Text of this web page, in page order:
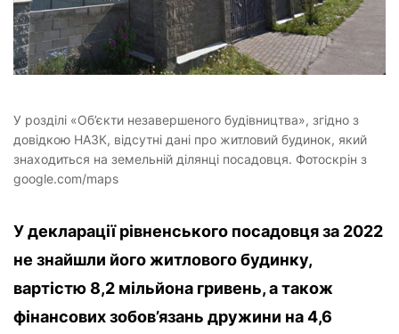
У розділі «Об’єкти незавершеного будівництва», згідно з
довідкою НАЗК, відсутні дані про житловий будинок, який
знаходиться на земельній ділянці посадовця. Фотоскрін з
google.com/maps
У декларації рівненського посадовця за 2022
не знайшли його житлового будинку,
вартістю 8,2 мільйона гривень, а також
фінансових зобов’язань дружини на 4,6